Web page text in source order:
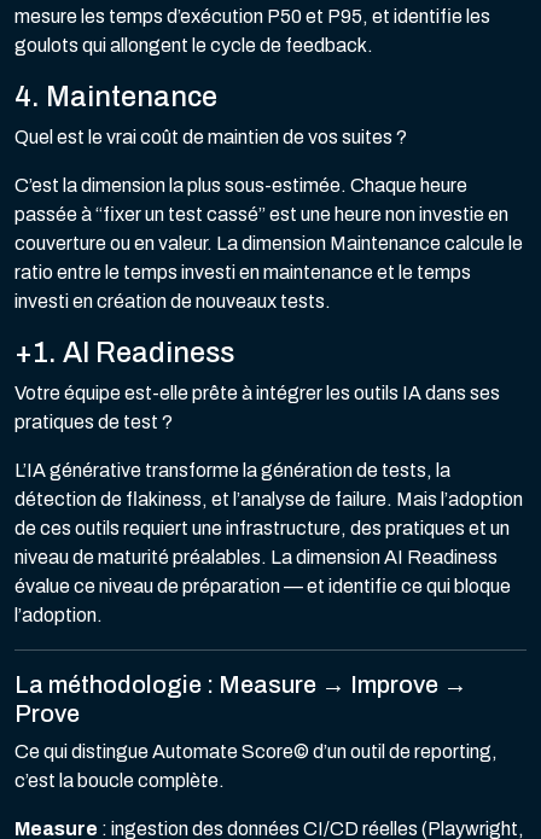
mesure les temps d’exécution P50 et P95, et identifie les
goulots qui allongent le cycle de feedback.
4. Maintenance
Quel est le vrai coût de maintien de vos suites ?
C’est la dimension la plus sous-estimée. Chaque heure
passée à “fixer un test cassé” est une heure non investie en
couverture ou en valeur. La dimension Maintenance calcule le
ratio entre le temps investi en maintenance et le temps
investi en création de nouveaux tests.
+1. AI Readiness
Votre équipe est-elle prête à intégrer les outils IA dans ses
pratiques de test ?
L’IA générative transforme la génération de tests, la
détection de flakiness, et l’analyse de failure. Mais l’adoption
de ces outils requiert une infrastructure, des pratiques et un
niveau de maturité préalables. La dimension AI Readiness
évalue ce niveau de préparation — et identifie ce qui bloque
l’adoption.
La méthodologie : Measure → Improve →
Prove
Ce qui distingue Automate Score© d’un outil de reporting,
c’est la boucle complète.
Measure : ingestion des données CI/CD réelles (Playwright,